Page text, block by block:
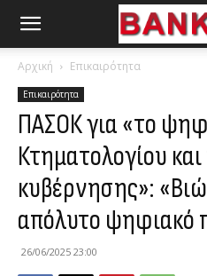
Αρχική Επικαιρότητα
Επικαιρότητα
ΠΑΣΟΚ για «το
Κτηματολογίου
κυβέρνησης»:
απόλυτο ψηφιακό
26/06/2025 23:00